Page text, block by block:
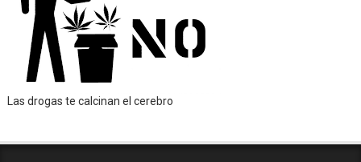
Las drogas te calcinan el cerebro